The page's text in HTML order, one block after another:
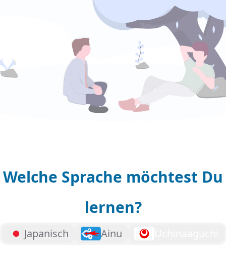
Welche Sprache möchtest Du
lernen?
Japanisch Ainu